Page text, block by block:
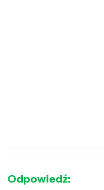
Odpowiedź: